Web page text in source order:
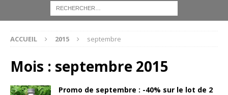
ACCUEIL 2015 septembre
Mois : septembre 2015
Promo de septembre : -40% sur le lot de 2